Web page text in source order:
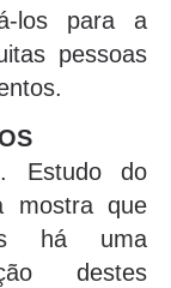
los para a
pessoas
Estudo do
mostra que
há uma
destes